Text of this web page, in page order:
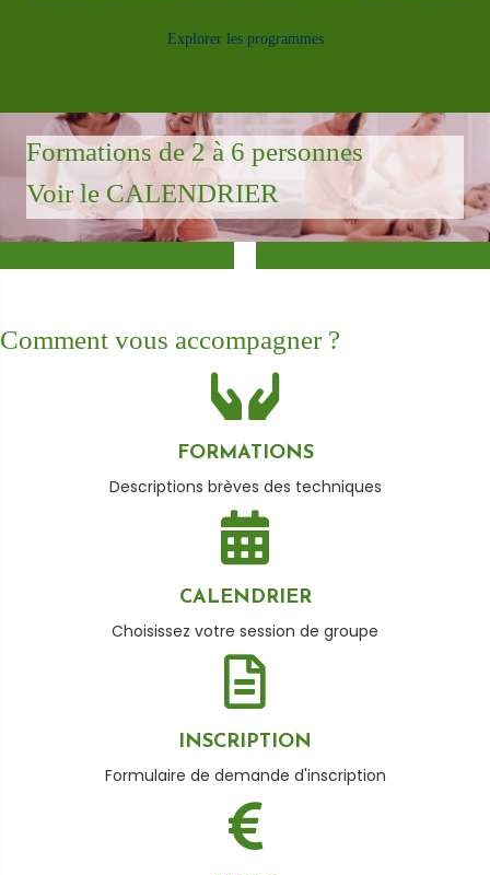
Explorer les programmes
Formations de 2 à 6 personnes
Voir le CALENDRIER
Comment vous accompagner ?
FORMATIONS
Descriptions brèves des techniques
CALENDRIER
Choisissez votre session de groupe
INSCRIPTION
Formulaire de demande d'inscription